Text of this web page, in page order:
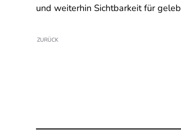
und weiterhin Sichtbarkeit für
ZURÜCK